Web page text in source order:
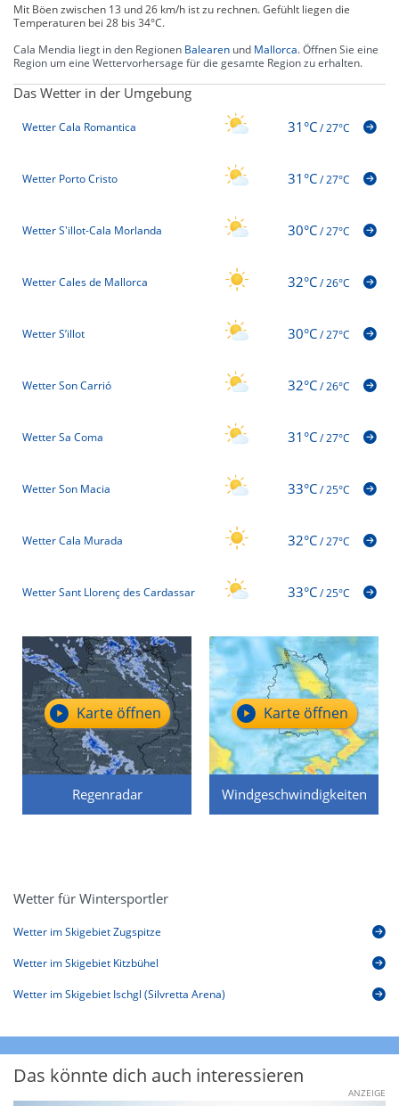
Mit Böen zwischen 13 und 26 km/h ist zu rechnen. Gefühlt liegen die
Temperaturen bei 28 bis 34°C.
Cala Mendia liegt in den Regionen Balearen und Mallorca. Öffnen Sie eine
Region um eine Wettervorhersage für die gesamte Region zu erhalten.
Das Wetter in der Umgebung
Wetter Cala Romantica 31°C/27°C
Wetter Porto Cristo 31°C/27°C
Wetter S'illot-Cala Morlanda 30°C/27°C
Wetter Cales de Mallorca 32°C/26°C
Wetter S’illot 30°C/27°C
Wetter Son Carrió 32°C/26°C
Wetter Sa Coma 31°C/27°C
Wetter Son Macia 33°C/25°C
Wetter Cala Murada 32°C/27°C
Wetter Sant Llorenç des Cardassar 33°C/25°C
Regenradar
Karte öffnen
Windgeschwindigkeiten
Karte öffnen
Wetter für Wintersportler
Wetter im Skigebiet Zugspitze
Wetter im Skigebiet Kitzbühel
Wetter im Skigebiet Ischgl (Silvretta Arena)
Das könnte dich auch interessieren
ANZEIGE